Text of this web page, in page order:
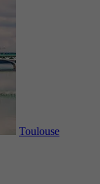
Toulouse